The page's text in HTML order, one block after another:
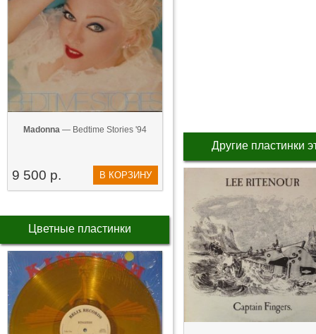
Madonna — Bedtime Stories '94
9 500 р. В КОРЗИНУ
Цветные пластинки
Другие пластинки